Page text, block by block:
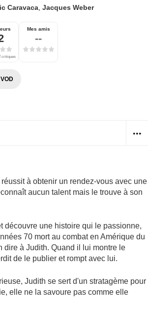
Caravaca Jacques Weber
critiques
Mes amis
--
VOD
à obtenir un rendez-vous avec une
aucun talent mais le trouve à son
découvre une histoire qui le passionne,
70 mort au combat en Amérique du
dire à Judith. Quand il lui montre le
de le publier et rompt avec lui.
Judith se sert d'un stratagème pour
elle ne la savoure pas comme elle